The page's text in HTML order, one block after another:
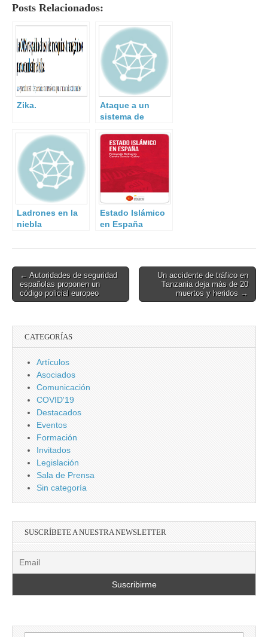
Posts Relacionados:
Zika.
Ataque a un
sistema de
aguas.
Ladrones en la
niebla
Estado Islámico
en España
Post
navigation
← Autoridades de seguridad
españolas proponen un
código policial europeo
Un accidente de tráfico en
Tanzania deja más de 20
muertos y heridos →
CATEGORÍAS
Artículos
Asociados
Comunicación
COVID'19
Destacados
Eventos
Formación
Invitados
Legislación
Sala de Prensa
Sin categoría
SUSCRÍBETE A NUESTRA NEWSLETTER